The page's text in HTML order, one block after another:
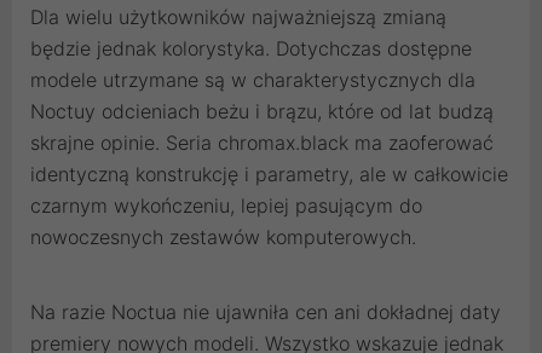
Dla wielu użytkowników najważniejszą zmianą
będzie jednak kolorystyka. Dotychczas dostępne
modele utrzymane są w charakterystycznych dla
Noctuy odcieniach beżu i brązu, które od lat budzą
skrajne opinie. Seria chromax.black ma zaoferować
identyczną konstrukcję i parametry, ale w całkowicie
czarnym wykończeniu, lepiej pasującym do
nowoczesnych zestawów komputerowych.
Na razie Noctua nie ujawniła cen ani dokładnej daty
premiery nowych modeli. Wszystko wskazuje jednak